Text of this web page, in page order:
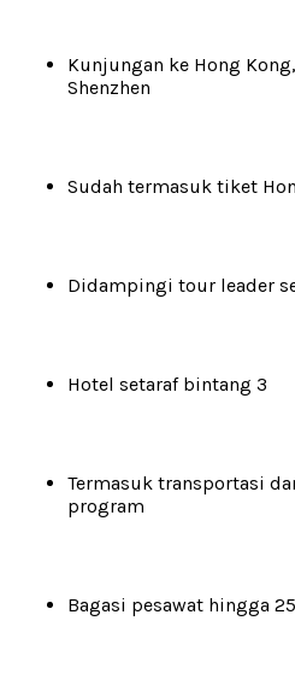
Kunjungan ke Hong
Shenzhen
Sudah termasuk tiket
Didampingi tour leader
Hotel setaraf bintang 3
Termasuk transportasi
program
Bagasi pesawat hingga